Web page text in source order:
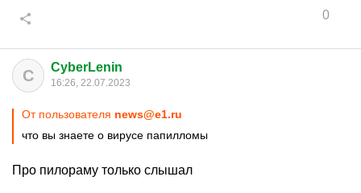
0
C CyberLenin
16:26, 22.07.2023
От пользователя news@e1.ru
что вы знаете о вирусе папилломы
Про пилораму только слышал